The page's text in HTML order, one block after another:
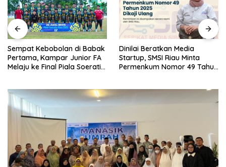
Sempat Kebobolan di Babak
Pertama, Kampar Junior FA
Melaju ke Final Piala Soeratin
Dinilai Beratkan Media
Startup, SMSI Riau Minta
Permenkum Nomor 49 Tahun